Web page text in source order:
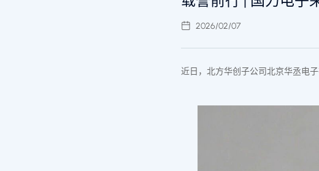
2026/02/07
近日，北方华创子公司北京华丞电